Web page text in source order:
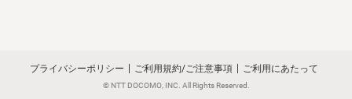
プライバシーポリシー ご利用規約/ご注意事項 ご利用にあたって
© NTT DOCOMO, INC. All Rights Reserved.